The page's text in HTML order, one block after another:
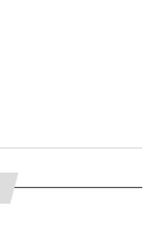
NEWS